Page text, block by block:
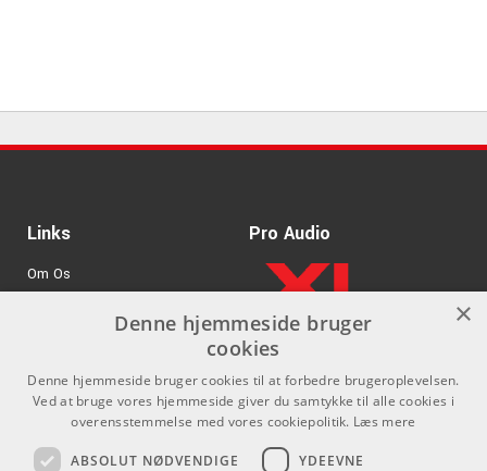
Links
Om Os
GDPR & Cookies
Pro Audio
.
Kontakt Sociale medier
×
Denne hjemmeside bruger
cookies
Denne hjemmeside bruger cookies til at forbedre brugeroplevelsen.
Ved at bruge vores hjemmeside giver du samtykke til alle cookies i
overensstemmelse med vores cookiepolitik. Læs mere
ABSOLUT NØDVENDIGE YDEEVNE